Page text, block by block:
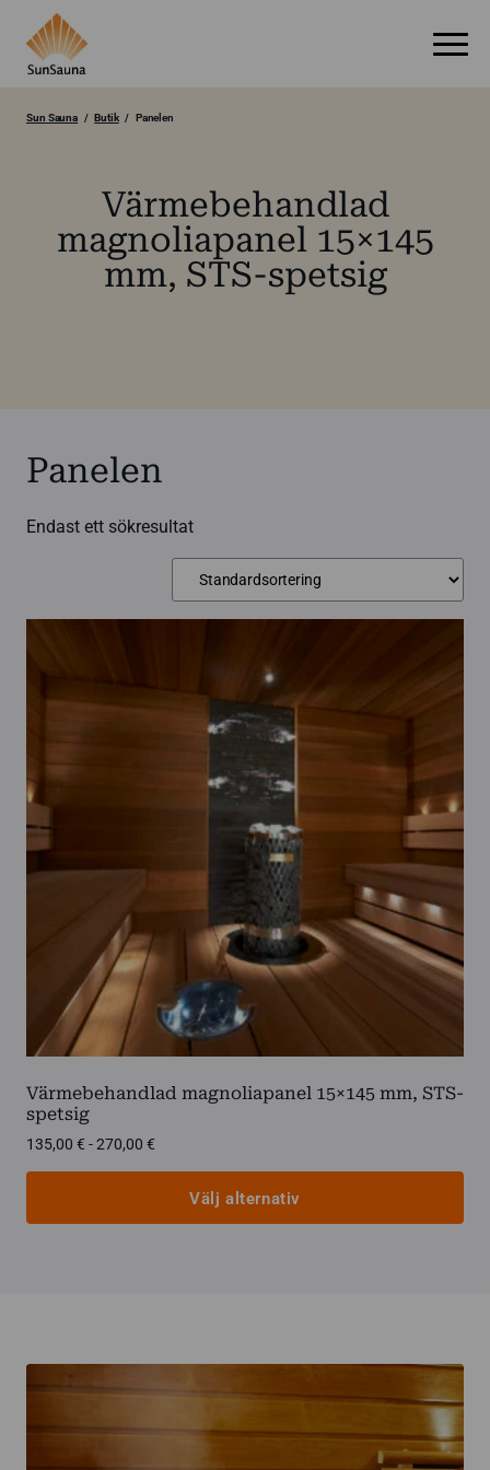
Värmebehandlad
magnoliapanel 15×145
mm, STS-spetsig
Sun Sauna Butik Panelen
Panelen
Endast ett sökresultat
Värmebehandlad magnoliapanel 15×145 mm, STS-
spetsig
135,00 € -270,00 €
270,00 €
Välj alternativ
varianter.
De